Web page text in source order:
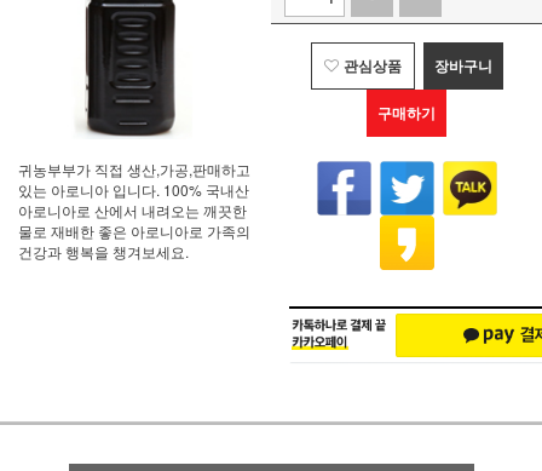
귀농부부가 직접 생산,가공,판매하고
있는 아로니아 입니다. 100% 국내산
아로니아로 산에서 내려오는 깨끗한
물로 재배한 좋은 아로니아로 가족의
건강과 행복을 챙겨보세요.
관심상품 장바구니
구매하기